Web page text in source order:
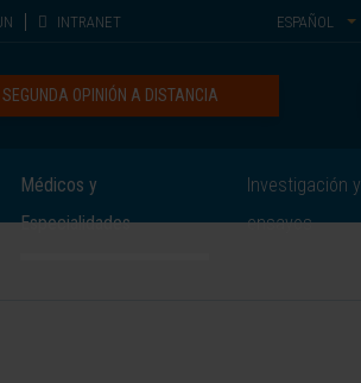
INTRANET ESPAÑOL
SEGUNDA OPINIÓN A DISTANCIA
Médicos y
Especialidades
Investigación y
ensayos